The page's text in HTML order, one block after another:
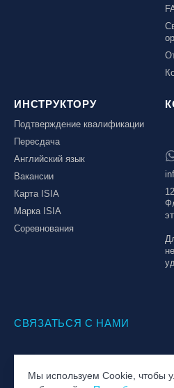
Мы используем Cookie, чтобы
ИНСТРУКТОРУ
Подтверждение квалификации
Пересдача
Английский язык
Вакансии
Карта ISIA
Марка ISIA
Соревнования
СВЯЗАТЬСЯ С НАМИ
Политика обработки персональных